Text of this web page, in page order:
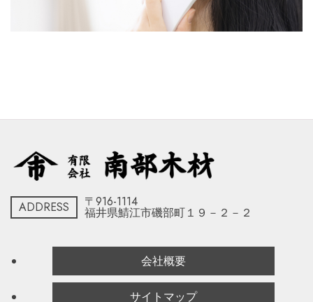
ADDRESS 〒916-1114
福井県鯖江市磯部町１９－２－２
会社概要
サイトマップ